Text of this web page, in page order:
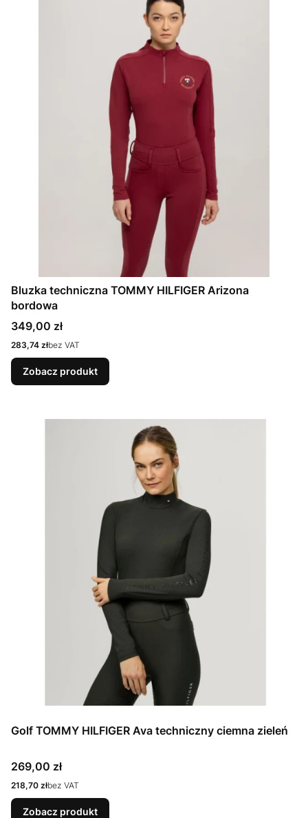
Bluzka techniczna TOMMY HILFIGER Arizona
bordowa
Cena
349,00 zł
Cena
283,74 złbez VAT
Zobacz produkt
Golf TOMMY HILFIGER Ava techniczny ciemna zieleń
Cena
269,00 zł
Cena
218,70 złbez VAT
Zobacz produkt